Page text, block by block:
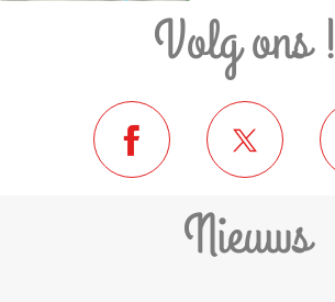
Volg ons !
Nieuws